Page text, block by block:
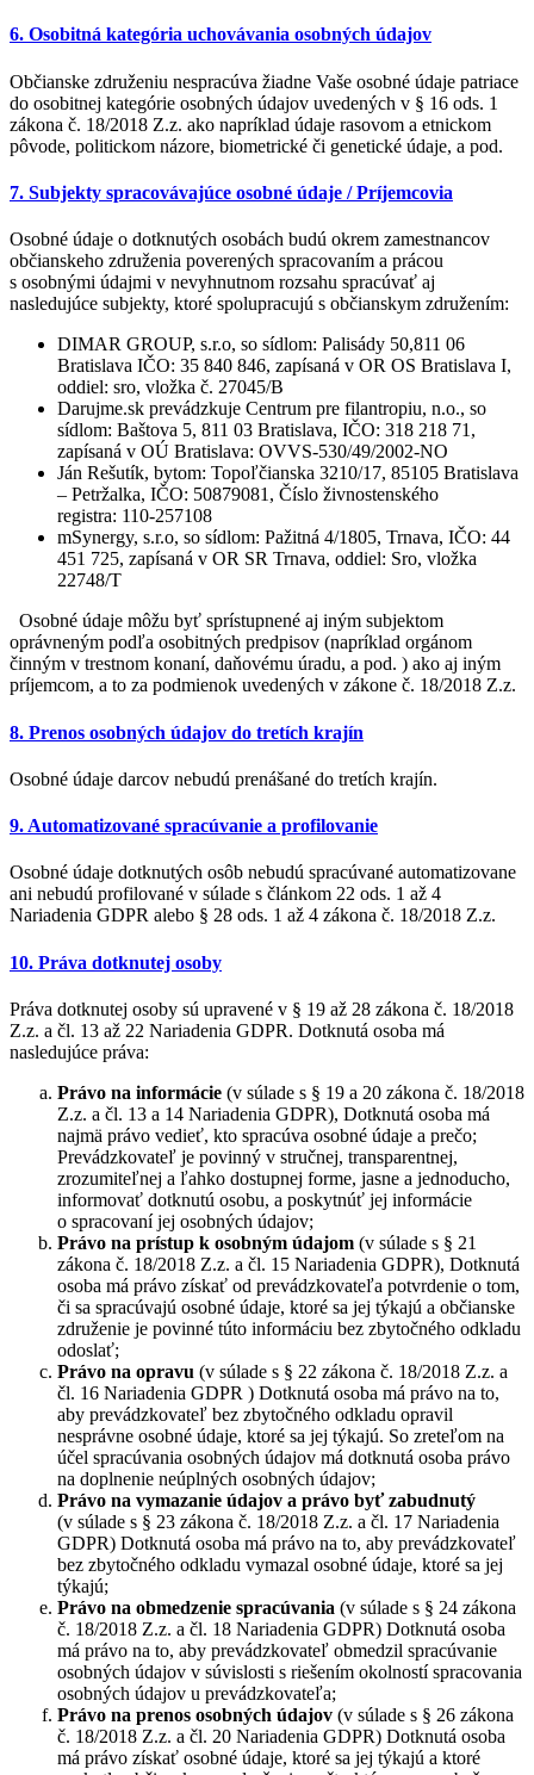
6. Osobitná kategória uchovávania osobných údajov
Občianske združeniu nespracúva žiadne Vaše osobné údaje patriace
do osobitnej kategórie osobných údajov uvedených v § 16 ods. 1
zákona č. 18/2018 Z.z. ako napríklad údaje rasovom a etnickom
pôvode, politickom názore, biometrické či genetické údaje, a pod.
7. Subjekty spracovávajúce osobné údaje / Príjemcovia
Osobné údaje o dotknutých osobách budú okrem zamestnancov
občianskeho združenia poverených spracovaním a prácou
s osobnými údajmi v nevyhnutnom rozsahu spracúvať aj
nasledujúce subjekty, ktoré spolupracujú s občianskym združením:
DIMAR GROUP, s.r.o, so sídlom: Palisády 50,811 06
Bratislava IČO: 35 840 846, zapísaná v OR OS Bratislava I,
oddiel: sro, vložka č. 27045/B
Darujme.sk prevádzkuje Centrum pre filantropiu, n.o., so
sídlom: Baštova 5, 811 03 Bratislava, IČO: 318 218 71,
zapísaná v OÚ Bratislava: OVVS-530/49/2002-NO
Ján Rešutík, bytom: Topoľčianska 3210/17, 85105 Bratislava
– Petržalka, IČO: 50879081, Číslo živnostenského
registra: 110-257108
mSynergy, s.r.o, so sídlom: Pažitná 4/1805, Trnava, IČO: 44
451 725, zapísaná v OR SR Trnava, oddiel: Sro, vložka
22748/T
Osobné údaje môžu byť sprístupnené aj iným subjektom
oprávneným podľa osobitných predpisov (napríklad orgánom
činným v trestnom konaní, daňovému úradu, a pod. ) ako aj iným
príjemcom, a to za podmienok uvedených v zákone č. 18/2018 Z.z.
8. Prenos osobných údajov do tretích krajín
Osobné údaje darcov nebudú prenášané do tretích krajín.
9. Automatizované spracúvanie a profilovanie
Osobné údaje dotknutých osôb nebudú spracúvané automatizovane
ani nebudú profilované v súlade s článkom 22 ods. 1 až 4
Nariadenia GDPR alebo § 28 ods. 1 až 4 zákona č. 18/2018 Z.z.
10. Práva dotknutej osoby
Práva dotknutej osoby sú upravené v § 19 až 28 zákona č. 18/2018
Z.z. a čl. 13 až 22 Nariadenia GDPR. Dotknutá osoba má
nasledujúce práva:
Právo na informácie (v súlade s § 19 a 20 zákona č. 18/2018
Z.z. a čl. 13 a 14 Nariadenia GDPR), Dotknutá osoba má
najmä právo vedieť, kto spracúva osobné údaje a prečo;
Prevádzkovateľ je povinný v stručnej, transparentnej,
zrozumiteľnej a ľahko dostupnej forme, jasne a jednoducho,
informovať dotknutú osobu, a poskytnúť jej informácie
o spracovaní jej osobných údajov;
Právo na prístup k osobným údajom (v súlade s § 21
zákona č. 18/2018 Z.z. a čl. 15 Nariadenia GDPR), Dotknutá
osoba má právo získať od prevádzkovateľa potvrdenie o tom,
či sa spracúvajú osobné údaje, ktoré sa jej týkajú a občianske
združenie je povinné túto informáciu bez zbytočného odkladu
odoslať;
Právo na opravu (v súlade s § 22 zákona č. 18/2018 Z.z. a
čl. 16 Nariadenia GDPR ) Dotknutá osoba má právo na to,
aby prevádzkovateľ bez zbytočného odkladu opravil
nesprávne osobné údaje, ktoré sa jej týkajú. So zreteľom na
účel spracúvania osobných údajov má dotknutá osoba právo
na doplnenie neúplných osobných údajov;
Právo na vymazanie údajov a právo byť zabudnutý
(v súlade s § 23 zákona č. 18/2018 Z.z. a čl. 17 Nariadenia
GDPR) Dotknutá osoba má právo na to, aby prevádzkovateľ
bez zbytočného odkladu vymazal osobné údaje, ktoré sa jej
týkajú;
Právo na obmedzenie spracúvania (v súlade s § 24 zákona
č. 18/2018 Z.z. a čl. 18 Nariadenia GDPR) Dotknutá osoba
má právo na to, aby prevádzkovateľ obmedzil spracúvanie
osobných údajov v súvislosti s riešením okolností spracovania
osobných údajov u prevádzkovateľa;
Právo na prenos osobných údajov (v súlade s § 26 zákona
č. 18/2018 Z.z. a čl. 20 Nariadenia GDPR) Dotknutá osoba
má právo získať osobné údaje, ktoré sa jej týkajú a ktoré